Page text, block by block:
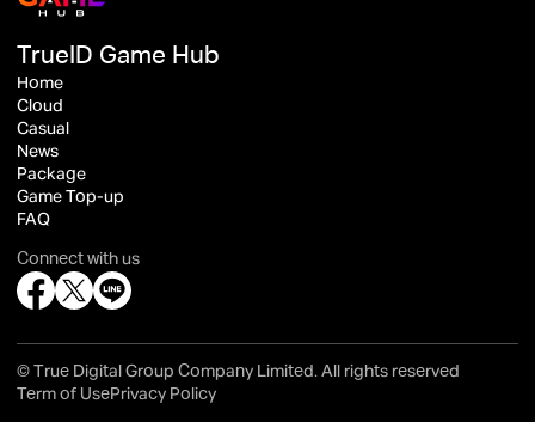
TrueID Game Hub
Home
Cloud
Casual
News
Package
Game Top-up
FAQ
Connect with us
© True Digital Group Company Limited. All rights reserved
Term of UsePrivacy Policy